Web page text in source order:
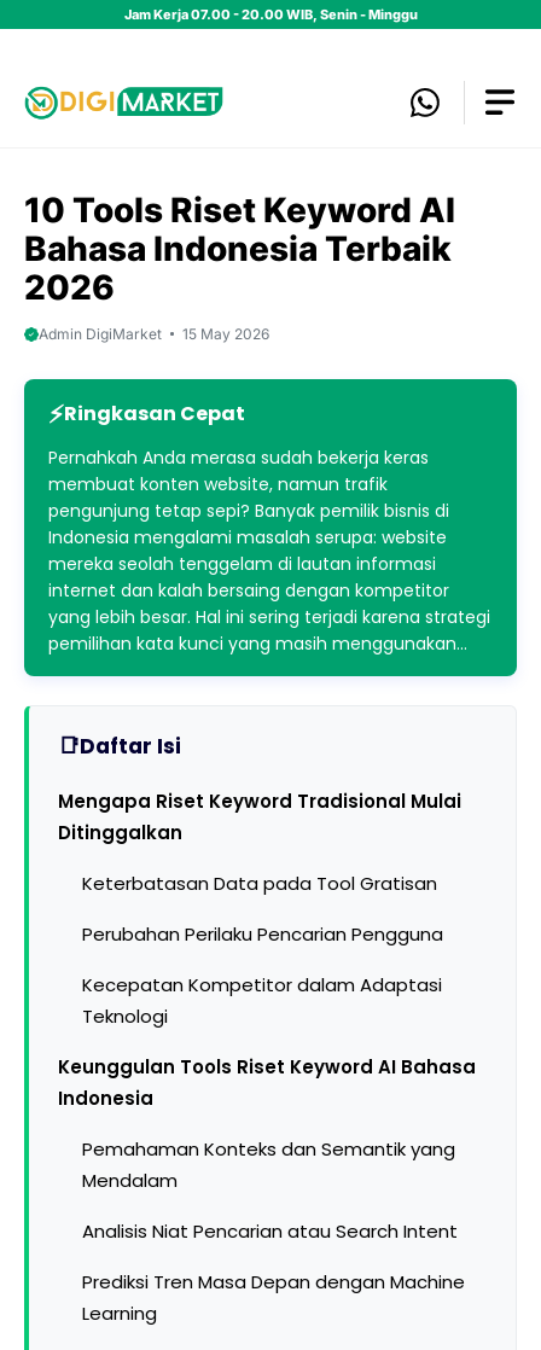
Jam Kerja 07.00 - 20.00 WIB, Senin - Minggu
10 Tools Riset Keyword AI
Bahasa Indonesia Terbaik
2026
Admin DigiMarket 15 May 2026
Ringkasan Cepat
Pernahkah Anda merasa sudah bekerja keras
membuat konten website, namun trafik
pengunjung tetap sepi? Banyak pemilik bisnis di
Indonesia mengalami masalah serupa: website
mereka seolah tenggelam di lautan informasi
internet dan kalah bersaing dengan kompetitor
yang lebih besar. Hal ini sering terjadi karena strategi
pemilihan kata kunci yang masih menggunakan…
Daftar Isi
Mengapa Riset Keyword Tradisional Mulai
Ditinggalkan
Keterbatasan Data pada Tool Gratisan
Perubahan Perilaku Pencarian Pengguna
Kecepatan Kompetitor dalam Adaptasi
Teknologi
Keunggulan Tools Riset Keyword AI Bahasa
Indonesia
Pemahaman Konteks dan Semantik yang
Mendalam
Analisis Niat Pencarian atau Search Intent
Prediksi Tren Masa Depan dengan Machine
Learning